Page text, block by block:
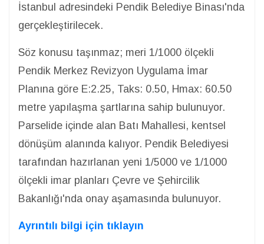
İstanbul adresindeki Pendik Belediye Binası'nda
gerçekleştirilecek.
Söz konusu taşınmaz; meri 1/1000 ölçekli
Pendik Merkez Revizyon Uygulama İmar
Planına göre E:2.25, Taks: 0.50, Hmax: 60.50
metre yapılaşma şartlarına sahip bulunuyor.
Parselide içinde alan Batı Mahallesi, kentsel
dönüşüm alanında kalıyor. Pendik Belediyesi
tarafından hazırlanan yeni 1/5000 ve 1/1000
ölçekli imar planları Çevre ve Şehircilik
Bakanlığı'nda onay aşamasında bulunuyor.
Ayrıntılı bilgi için tıklayın